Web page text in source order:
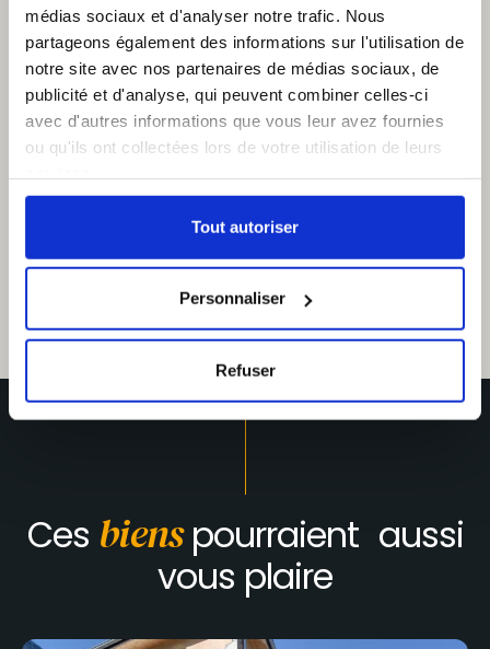
médias sociaux et d'analyser notre trafic. Nous
partageons également des informations sur l'utilisation de
notre site avec nos partenaires de médias sociaux, de
publicité et d'analyse, qui peuvent combiner celles-ci
avec d'autres informations que vous leur avez fournies
ou qu'ils ont collectées lors de votre utilisation de leurs
Tout autoriser
Personnaliser
Refuser
Ces bienspourraient aussi
vous plaire